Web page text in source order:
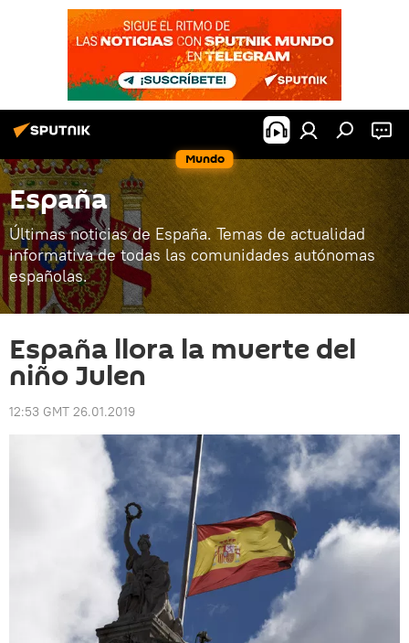
Mundo
España
Últimas noticias de España. Temas de actualidad
informativa de todas las comunidades autónomas
españolas.
España llora la muerte del
niño Julen
12:53 GMT 26.01.2019